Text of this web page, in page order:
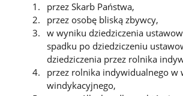
przez Skarb Państwa,
przez osobę bliską zbywcy,
w wyniku dziedziczenia
spadku po dziedziczeniu
dziedziczenia przez rolnika
przez rolnika indywidualnego w
windykacyjnego,